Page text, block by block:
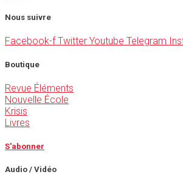
Nous suivre
Facebook-f Twitter Youtube Telegram
Boutique
Revue Éléments
Nouvelle École
Krisis
Livres
S'abonner
Audio / Vidéo